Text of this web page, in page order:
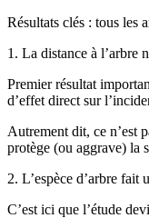
Résultats clés : tous les
1. La distance à l’arbre
Premier résultat
d’effet direct sur
Autrement dit, ce n’est
protège (ou aggrave) la
2. L’espèce d’arbre fait
C’est ici que l’étude